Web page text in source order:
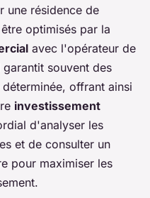
une résidence de
optimisés par la
avec l'opérateur de
souvent des
offrant ainsi
investissement
d'analyser les
et de consulter un
pour maximiser les